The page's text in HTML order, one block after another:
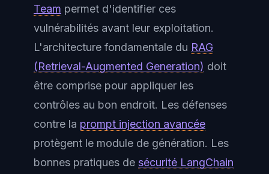
Team permet d'identifier ces
vulnérabilités avant leur exploitation.
L'architecture fondamentale du RAG
(Retrieval-Augmented Generation) doit
être comprise pour appliquer les
contrôles au bon endroit. Les défenses
contre la prompt injection avancée
protègent le module de génération. Les
bonnes pratiques de sécurité LangChain